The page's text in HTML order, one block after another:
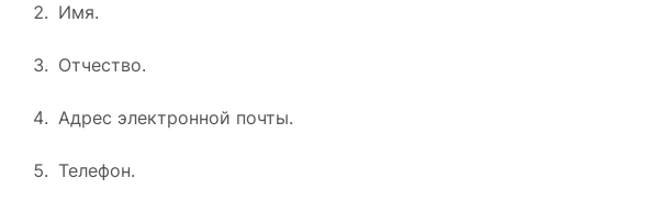
Имя.
Отчество.
Адрес электронной почты.
Телефон.